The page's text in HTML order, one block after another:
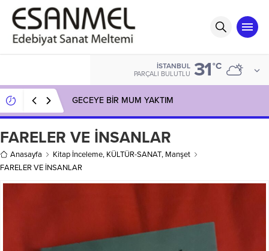
İSTANBUL
PARÇALI BULUTLU 31°C
GECEYE BİR MUM YAKTIM
FARELER VE İNSANLAR
Anasayfa Kitap İnceleme, KÜLTÜR-SANAT, Manşet
FARELER VE İNSANLAR